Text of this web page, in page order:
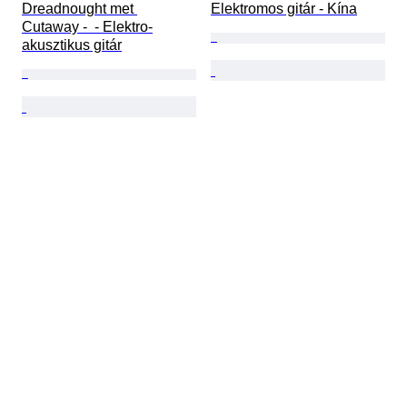
Dreadnought met
Cutaway -  - Elektro-
akusztikus gitár
Elektromos gitár - Kína